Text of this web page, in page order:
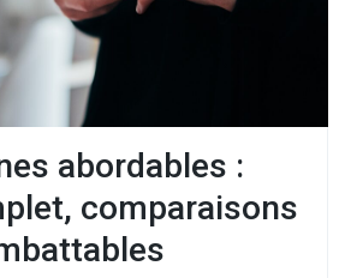
abordables :
comparaisons